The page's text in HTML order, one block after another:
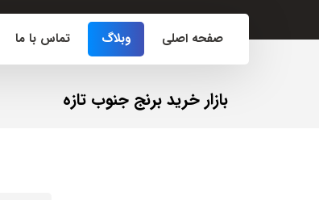
صفحه اصلی وبلاگ تماس با ما
بازار خرید برنج جنوب تازه